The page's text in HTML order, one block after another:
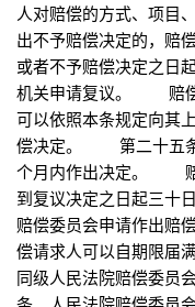
人对赔偿的方式、项目
出不予赔偿决定的，赔
或者不予赔偿决定之日
机关申请复议。 赔偿
可以依照本条规定向其
偿决定。 第二十五条
个月内作出决定。 赔
到复议决定之日起三十
赔偿委员会申请作出赔
偿请求人可以自期限届
同级人民法院赔偿委